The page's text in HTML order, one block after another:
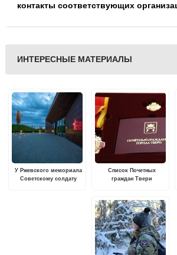
контакты соответствующих
ИНТЕРЕСНЫЕ МАТЕРИАЛЫ
У Ржевского мемориала
Советскому солдату
Список Почетных
граждан Твери